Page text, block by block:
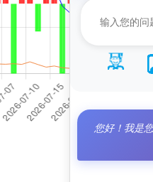
您好！我是